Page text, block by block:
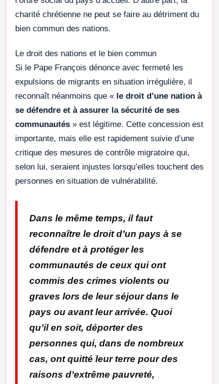
charité chrétienne ne peut se faire au détriment du
bien commun des nations.
Le droit des nations et le bien commun
Si le Pape François dénonce avec fermeté les
expulsions de migrants en situation irrégulière, il
reconnaît néanmoins que « le droit d’une nation à
se défendre et à assurer la sécurité de ses
communautés » est légitime. Cette concession est
importante, mais elle est rapidement suivie d’une
critique des mesures de contrôle migratoire qui,
selon lui, seraient injustes lorsqu’elles touchent des
personnes en situation de vulnérabilité.
Dans le même temps, il faut
reconnaître le droit d’un pays à se
défendre et à protéger les
communautés de ceux qui ont
commis des crimes violents ou
graves lors de leur séjour dans le
pays ou avant leur arrivée. Quoi
qu’il en soit, déporter des
personnes qui, dans de nombreux
cas, ont quitté leur terre pour des
raisons d’extrême pauvreté,